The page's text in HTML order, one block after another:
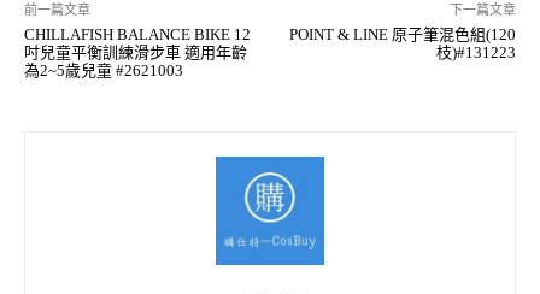
前一篇文章
CHILLAFISH BALANCE BIKE 12
吋兒童平衡訓練滑步車 適用年齡
為2~5歲兒童 #2621003
下一篇文章
POINT & LINE 原子筆混色組(120
枝)#131223